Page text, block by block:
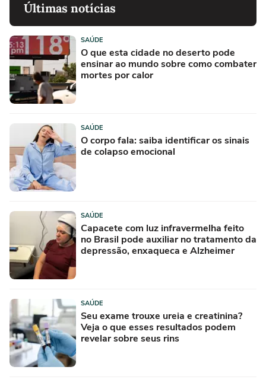
Últimas notícias
SAÚDE
O que esta cidade no deserto pode
ensinar ao mundo sobre como combater
mortes por calor
SAÚDE
O corpo fala: saiba identificar os sinais
de colapso emocional
SAÚDE
Capacete com luz infravermelha feito
no Brasil pode auxiliar no tratamento da
depressão, enxaqueca e Alzheimer
SAÚDE
Seu exame trouxe ureia e creatinina?
Veja o que esses resultados podem
revelar sobre seus rins